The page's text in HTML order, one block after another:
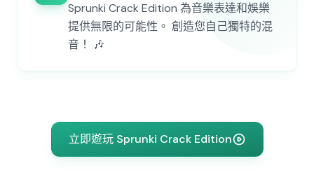
Sprunki Crack Edition 為音樂表達和娛樂
提供無限的可能性。 創造您自己獨特的混
音！ 🎶
立即遊玩 Sprunki Crack Edition